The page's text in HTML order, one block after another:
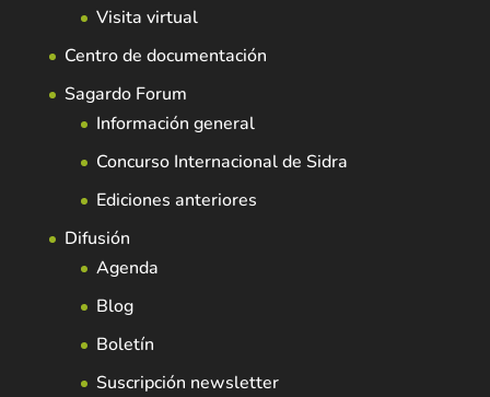
Visita virtual
Centro de documentación
Sagardo Forum
Información general
Concurso Internacional de Sidra
Ediciones anteriores
Difusión
Agenda
Blog
Boletín
Suscripción newsletter